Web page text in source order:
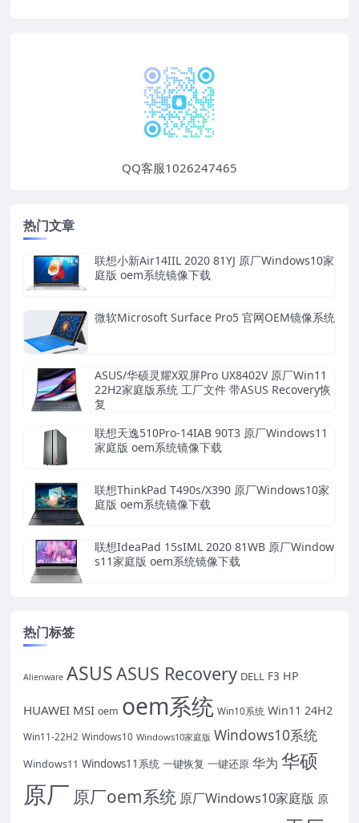
QQ客服1026247465
热门文章
联想小新Air14IIL 2020 81YJ 原厂Windows10家
庭版 oem系统镜像下载
微软Microsoft Surface Pro5 官网OEM镜像系统
ASUS/华硕灵耀X双屏Pro UX8402V 原厂Win11
22H2家庭版系统 工厂文件 带ASUS Recovery恢
复
联想天逸510Pro-14IAB 90T3 原厂Windows11
家庭版 oem系统镜像下载
联想ThinkPad T490s/X390 原厂Windows10家
庭版 oem系统镜像下载
联想IdeaPad 15sIML 2020 81WB 原厂Window
s11家庭版 oem系统镜像下载
热门标签
Alienware ASUSASUS Recovery DELL F3 HP
HUAWEI MSI oem oem系统 Win10系统 Win11 24H2
Win11-22H2 Windows10 Windows10家庭版 Windows10系统
Windows11 Windows11系统 一键恢复 一键还原 华为 华硕
原厂 原厂oem系统 原厂Windows10家庭版 原